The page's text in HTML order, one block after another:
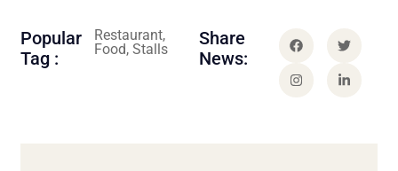
Popular
Tag :
Restaurant,
Food, Stalls
Share
News: